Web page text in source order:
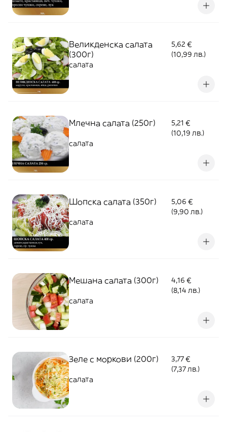
Великденска салата
(300г)
5,62 €
(10,99 лв.)
салата
Млечна салата (250г)
5,21 €
(10,19 лв.)
салата
Шопска салата (350г)
5,06 €
(9,90 лв.)
салата
Мешана салата (300г)
4,16 €
(8,14 лв.)
салата
Зеле с моркови (200г)
3,77 €
(7,37 лв.)
салата